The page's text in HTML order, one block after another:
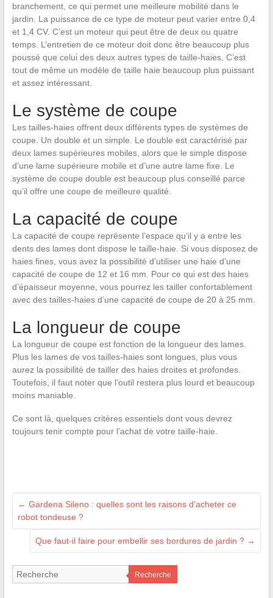
branchement, ce qui permet une meilleure mobilité dans le
jardin. La puissance de ce type de moteur peut varier entre 0,4
et 1,4 CV. C’est un moteur qui peut être de deux ou quatre
temps. L’entretien de ce moteur doit donc être beaucoup plus
poussé que celui des deux autres types de taille-haies. C’est
tout de même un modèle de taille haie beaucoup plus puissant
et assez intéressant.
Le système de coupe
Les tailles-haies offrent deux différents types de systèmes de
coupe. Un double et un simple. Le double est caractérisé par
deux lames supérieures mobiles, alors que le simple dispose
d’une lame supérieure mobile et d’une autre lame fixe. Le
système de coupe double est beaucoup plus conseillé parce
qu’il offre une coupe de meilleure qualité.
La capacité de coupe
La capacité de coupe représente l’espace qu’il y a entre les
dents des lames dont dispose le taille-haie. Si vous disposez de
haies fines, vous avez la possibilité d’utiliser une haie d’une
capacité de coupe de 12 et 16 mm. Pour ce qui est des haies
d’épaisseur moyenne, vous pourrez les tailler confortablement
avec des tailles-haies d’une capacité de coupe de 20 à 25 mm.
La longueur de coupe
La longueur de coupe est fonction de la longueur des lames.
Plus les lames de vos tailles-haies sont longues, plus vous
aurez la possibilité de tailler des haies droites et profondes.
Toutefois, il faut noter que l’outil restera plus lourd et beaucoup
moins maniable.
Ce sont là, quelques critères essentiels dont vous devrez
toujours tenir compte pour l’achat de votre taille-haie.
← Gardena Sileno : quelles sont les raisons d’acheter ce
robot tondeuse ?
Que faut-il faire pour embellir ses bordures de jardin ? →
Recherche